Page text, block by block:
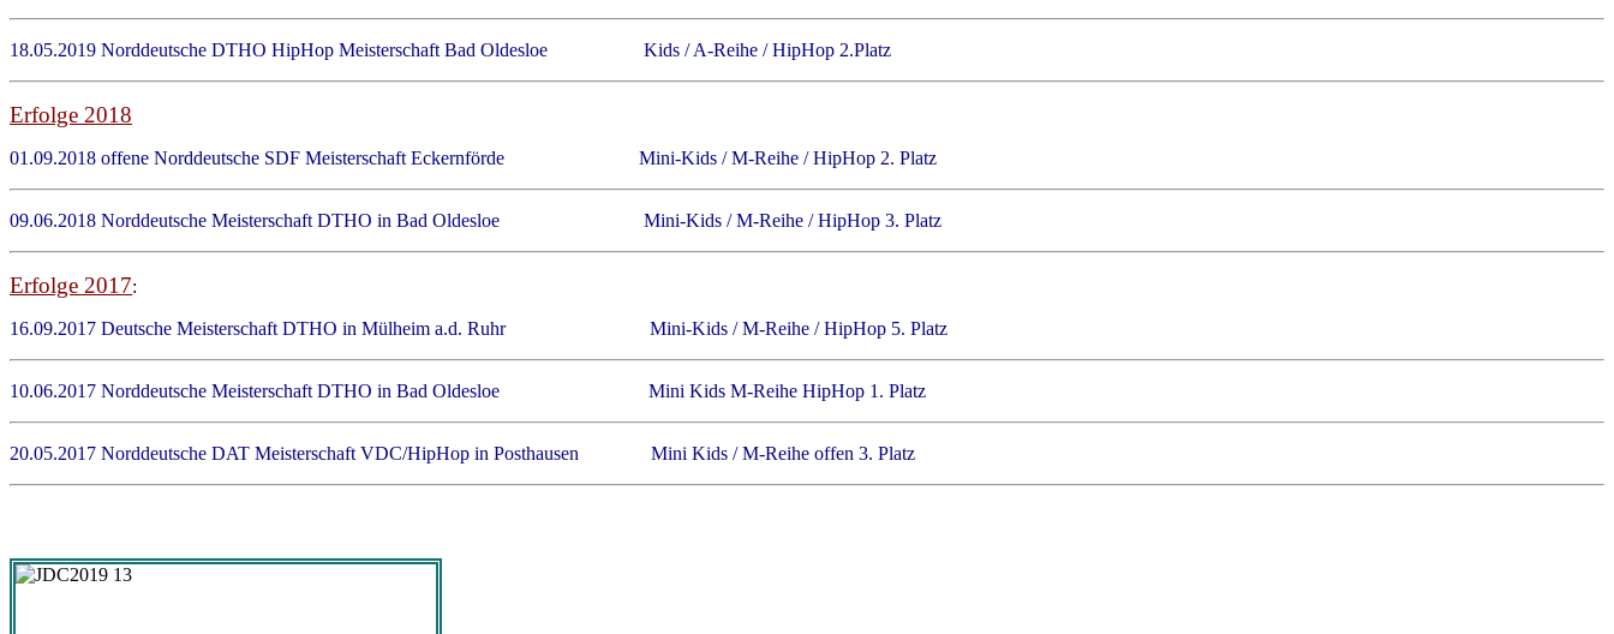
18.05.2019 Norddeutsche DTHO HipHop Meisterschaft Bad Oldesloe Kids / A-Reihe / HipHop 2.Platz
Erfolge 2018
01.09.2018 offene Norddeutsche SDF Meisterschaft Eckernförde Mini-Kids / M-Reihe / HipHop 2. Platz
09.06.2018 Norddeutsche Meisterschaft DTHO in Bad Oldesloe Mini-Kids / M-Reihe / HipHop 3. Platz
Erfolge 2017:
16.09.2017 Deutsche Meisterschaft DTHO in Mülheim a.d. Ruhr Mini-Kids / M-Reihe / HipHop 5. Platz
10.06.2017 Norddeutsche Meisterschaft DTHO in Bad Oldesloe Mini Kids M-Reihe HipHop 1. Platz
20.05.2017 Norddeutsche DAT Meisterschaft VDC/HipHop in Posthausen Mini Kids / M-Reihe offen 3. Platz